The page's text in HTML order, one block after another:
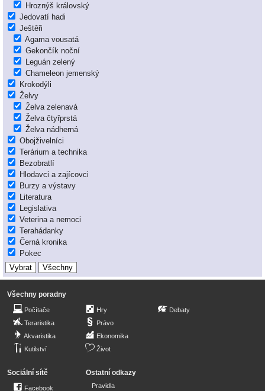
Hroznýš královský
Jedovatí hadi
Ještěři
Agama vousatá
Gekončík noční
Leguán zelený
Chameleon jemenský
Krokodýli
Želvy
Želva zelenavá
Želva čtyřprstá
Želva nádherná
Obojživelníci
Terárium a technika
Bezobratlí
Hlodavci a zajícovci
Burzy a výstavy
Literatura
Legislativa
Veterina a nemoci
Terahádanky
Černá kronika
Pokec
Všechny poradny
Počítače
Teraristika
Akvaristika
Kutilství
Hry
Právo
Ekonomika
Život
Debaty
Sociální sítě
Facebook
Ostatní odkazy
Pravidla